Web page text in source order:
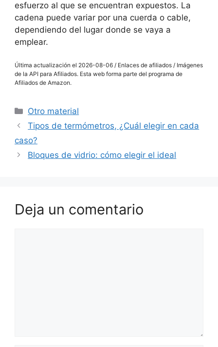
esfuerzo al que se encuentran expuestos. La
cadena puede variar por una cuerda o cable,
dependiendo del lugar donde se vaya a
emplear.
Última actualización el 2026-08-06 / Enlaces de afiliados / Imágenes
de la API para Afiliados. Esta web forma parte del programa de
Afiliados de Amazon.
Categorías
Otro material
Tipos de termómetros, ¿Cuál elegir en cada
caso?
Bloques de vidrio: cómo elegir el ideal
Deja un comentario